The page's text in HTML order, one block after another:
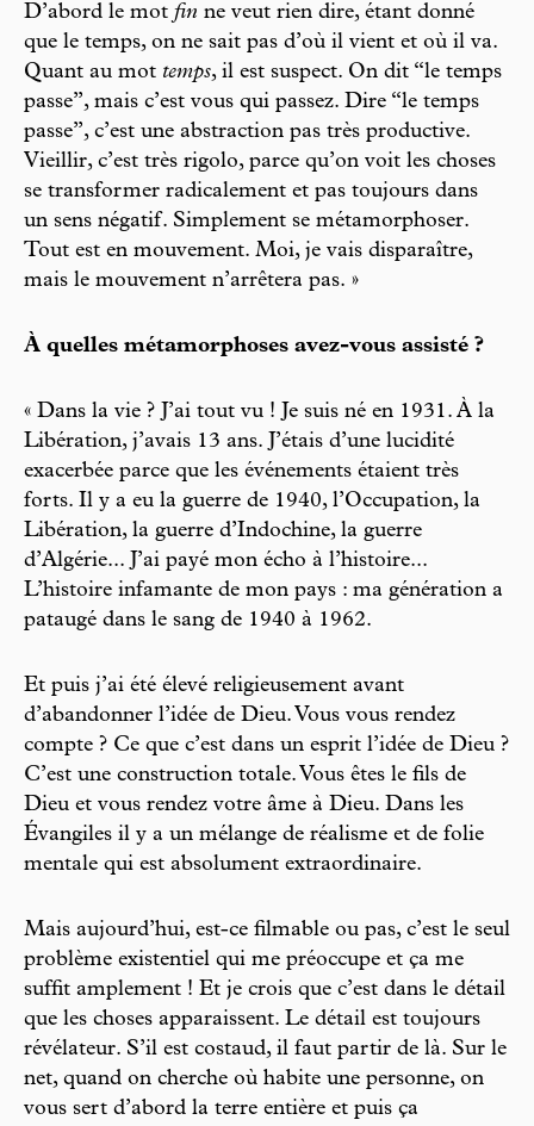
D’abord le mot fin ne veut rien dire, étant donné
que le temps, on ne sait pas d’où il vient et où il va.
Quant au mot temps, il est suspect. On dit “le temps
passe”, mais c’est vous qui passez. Dire “le temps
passe”, c’est une abstraction pas très productive.
Vieillir, c’est très rigolo, parce qu’on voit les choses
se transformer radicalement et pas toujours dans
un sens négatif. Simplement se métamorphoser.
Tout est en mouvement. Moi, je vais disparaître,
mais le mouvement n’arrêtera pas. »
À quelles métamorphoses avez-vous assisté ?
« Dans la vie ? J’ai tout vu ! Je suis né en 1931. À la
Libération, j’avais 13 ans. J’étais d’une lucidité
exacerbée parce que les événements étaient très
forts. Il y a eu la guerre de 1940, l’Occupation, la
Libération, la guerre d’Indochine, la guerre
d’Algérie... J’ai payé mon écho à l’histoire...
L’histoire infamante de mon pays : ma génération a
pataugé dans le sang de 1940 à 1962.
Et puis j’ai été élevé religieusement avant
d’abandonner l’idée de Dieu. Vous vous rendez
compte ? Ce que c’est dans un esprit l’idée de Dieu ?
C’est une construction totale. Vous êtes le fils de
Dieu et vous rendez votre âme à Dieu. Dans les
Évangiles il y a un mélange de réalisme et de folie
mentale qui est absolument extraordinaire.
Mais aujourd’hui, est-ce filmable ou pas, c’est le seul
problème existentiel qui me préoccupe et ça me
suffit amplement ! Et je crois que c’est dans le détail
que les choses apparaissent. Le détail est toujours
révélateur. S’il est costaud, il faut partir de là. Sur le
net, quand on cherche où habite une personne, on
vous sert d’abord la terre entière et puis ça